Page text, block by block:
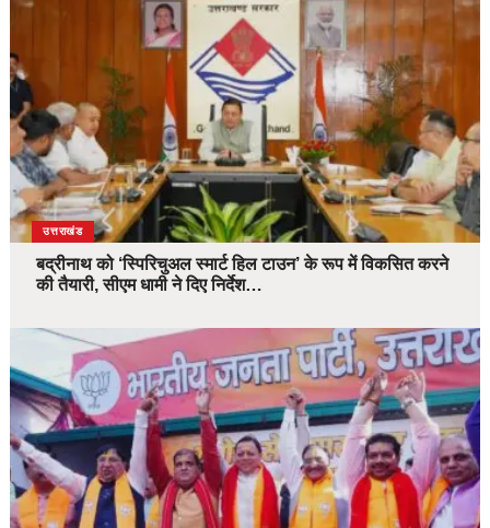
उत्तराखंड
बद्रीनाथ को ‘स्पिरिचुअल स्मार्ट हिल टाउन’ के रूप में विकसित करने
की तैयारी, सीएम धामी ने दिए निर्देश…